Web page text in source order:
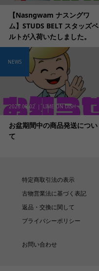
【Nasngwam ナスングワ
ム】STUDS BELT スタッズベ
ルトが入荷いたしました。
2026.08.02 LIME ON DISH
お盆期間中の商品発送につい
て
NEWS
特定商取引法の表示
古物営業法に基づく表記
返品・交換に関して
プライバシーポリシー
お問い合わせ